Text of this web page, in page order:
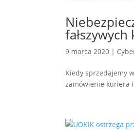
9 marca 2020 |
Kiedy sprzedajemy
zamówienie kuriera